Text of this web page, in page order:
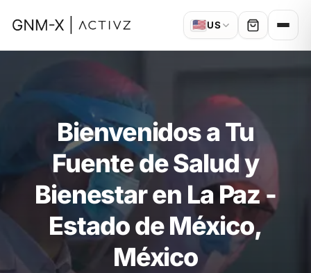
🇺🇸US
Bienvenidos a Tu
Fuente de Salud y
Bienestar en La Paz -
Estado de México,
México